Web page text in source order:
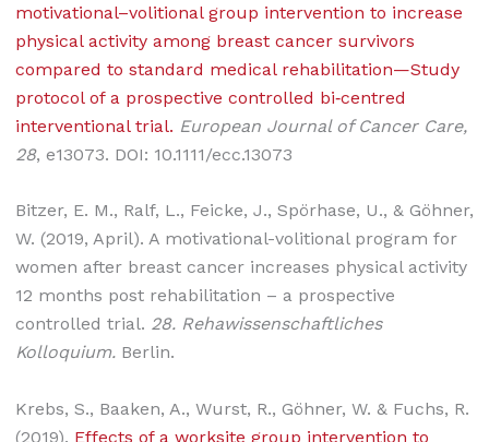
motivational–volitional group intervention to increase
physical activity among breast cancer survivors
compared to standard medical rehabilitation—Study
protocol of a prospective controlled bi‐centred
interventional trial. European Journal of Cancer Care,
28, e13073. DOI: 10.1111/ecc.13073
Bitzer, E. M., Ralf, L., Feicke, J., Spörhase, U., & Göhner,
W. (2019, April). A motivational-volitional program for
women after breast cancer increases physical activity
12 months post rehabilitation – a prospective
controlled trial. 28. Rehawissenschaftliches
Kolloquium.Berlin.
Krebs, S., Baaken, A., Wurst, R., Göhner, W. & Fuchs, R.
(2019). Effects of a worksite group intervention to